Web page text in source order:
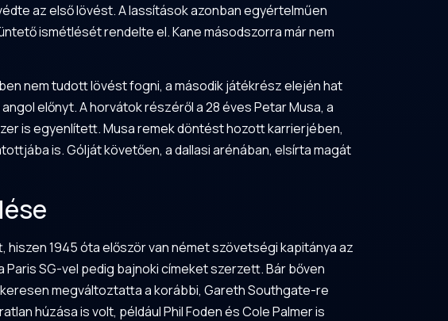
az első lövést. A lassítások azonban egyértelműen
ismétlését rendelte el. Kane másodszorra már nem
nem tudott lövést fogni, a második játékrész elején hat
előnyt. A horvátok részéről a 28 éves Petar Musa, a
is egyenlített. Musa remek döntést hozott karrierjében,
is. Gólját követően, a dallasi arénában, elsírta magát
1945 óta először van német szövetségi kapitánya az
SG-vel pedig bajnoki címeket szerzett. Bár bőven
megváltoztatta a korábbi, Gareth Southgate-re
húzása is volt, például Phil Foden és Cole Palmer is